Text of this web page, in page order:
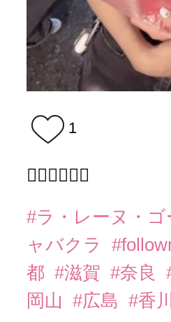
1
❤️‍🔥❤️‍🔥❤️‍🔥
#ラ・レーヌ・ゴ
ャバクラ
都 #滋賀 #奈良
岡山
#広島 #香川